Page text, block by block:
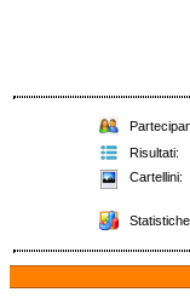
Risultati:
Cartellini: